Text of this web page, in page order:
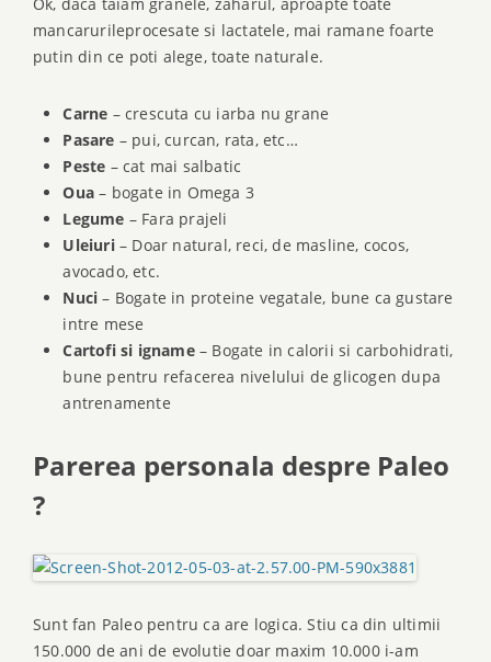
mancarurileprocesate si lactatele, mai ramane foarte
putin din ce poti alege, toate naturale.
Carne – crescuta cu iarba nu grane
Pasare – pui, curcan, rata, etc…
Peste – cat mai salbatic
Oua – bogate in Omega 3
Legume – Fara prajeli
Uleiuri– Doar natural, reci, de masline, cocos,
avocado, etc.
Nuci – Bogate in proteine vegatale, bune ca gustare
intre mese
Cartofi si igname– Bogate in calorii si carbohidrati,
bune pentru refacerea nivelului de glicogen dupa
antrenamente
Parerea personala despre Paleo
?
Sunt fan Paleo pentru ca are logica. Stiu ca din ultimii
150.000 de ani de evolutie doar maxim 10.000 i-am